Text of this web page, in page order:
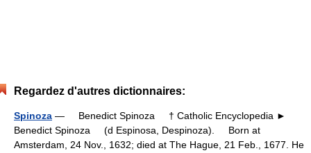
Regardez d'autres dictionnaires:
Spinoza — Benedict Spinoza † Catholic Encyclopedia ►
Benedict Spinoza (d Espinosa, Despinoza). Born at
Amsterdam, 24 Nov., 1632; died at The Hague, 21 Feb., 1677. He